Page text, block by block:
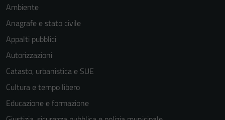
Ambiente
Anagrafe e stato civile
Appalti pubblici
Autorizzazioni
Catasto, urbanistica e SUE
Cultura e tempo libero
Educazione e formazione